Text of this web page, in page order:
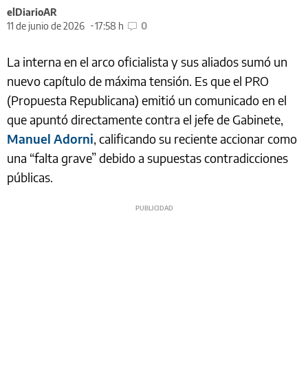
elDiarioAR
11 de junio de 2026
17:58 h 0
La interna en el arco oficialista y sus aliados sumó un
nuevo capítulo de máxima tensión. Es que el PRO
(Propuesta Republicana) emitió un comunicado en el
que apuntó directamente contra el jefe de Gabinete,
Manuel Adorni, calificando su reciente accionar como
una “falta grave” debido a supuestas contradicciones
públicas.